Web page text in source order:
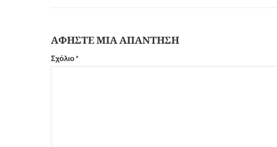
ΑΦΉΣΤΕ ΜΙΑ ΑΠΆΝΤΗΣΗ
Σχόλιο*